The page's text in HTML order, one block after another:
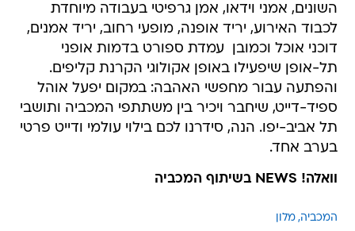
השונים, אמני וידאו, אמן גרפיטי בעבודה מיוחדת
לכבוד האירוע, יריד אופנה, מופעי רחוב, יריד אמנים,
דוכני אוכל וכמובן  עמדת ספורט בדמות אופני
תל-אופן שיפעילו באופן אקולוגי הקרנת קליפים.
והפתעה עבור מחפשי האהבה: במקום יפעל אוהל
ספיד-דייט, שיחבר ויכיר בין משתתפי המכביה ותושבי
תל אביב-יפו. הנה, סידרנו לכם בילוי עולמי ודייט פרטי
בערב אחד.
וואלה! NEWS בשיתוף המכביה
המכביה מלון